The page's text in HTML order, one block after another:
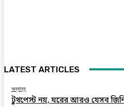
LATEST ARTICLES
অন্যান্য
টুথপেস্ট নয়, ঘরের আরও যেসব